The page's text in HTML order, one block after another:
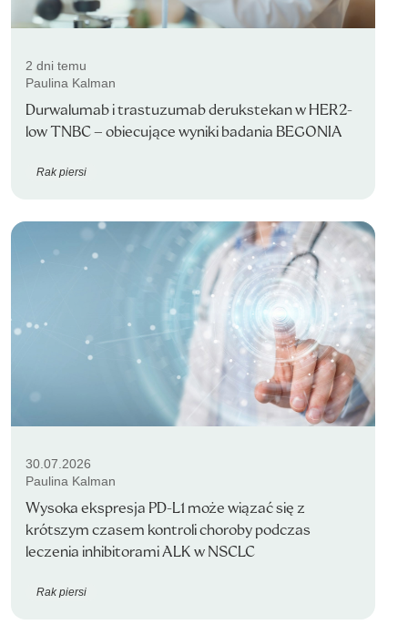
2 dni temu
Paulina Kalman
Durwalumab i trastuzumab derukstekan w HER2-
low TNBC – obiecujące wyniki badania BEGONIA
Rak piersi
30.07.2026
Paulina Kalman
Wysoka ekspresja PD-L1 może wiązać się z
krótszym czasem kontroli choroby podczas
leczenia inhibitorami ALK w NSCLC
Rak piersi